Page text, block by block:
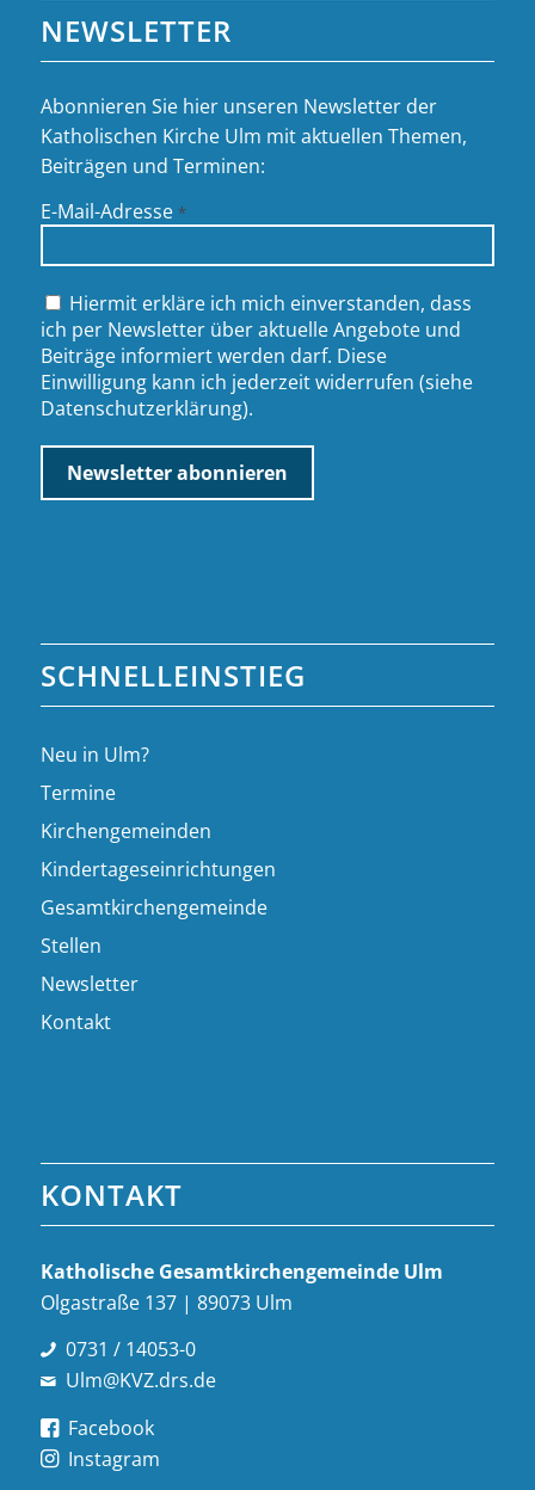
NEWSLETTER
Abonnieren Sie hier unseren Newsletter der
Katholischen Kirche Ulm mit aktuellen Themen,
Beiträgen und Terminen:
E-Mail-Adresse *
Hiermit erkläre ich mich einverstanden, dass
ich per Newsletter über aktuelle Angebote und
Beiträge informiert werden darf. Diese
Einwilligung kann ich jederzeit widerrufen (siehe
Datenschutzerklärung).
SCHNELLEINSTIEG
Neu in Ulm?
Termine
Kirchengemeinden
Kindertageseinrichtungen
Gesamtkirchengemeinde
Stellen
Newsletter
Kontakt
KONTAKT
Katholische Gesamt­kirchen­gemeinde Ulm
Olgastraße 137 | 89073 Ulm
0731 / 14053-0
Ulm@KVZ.drs.de
Facebook
Instagram